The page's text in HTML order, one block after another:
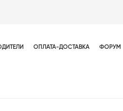
ОПЛАТА-ДОСТАВКА ФОРУМ